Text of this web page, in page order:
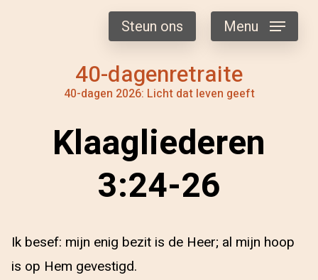
40-dagenretraite
40-dagen 2026: Licht dat leven geeft
Steun ons Menu
Klaagliederen
3:24-26
Ik besef: mijn enig bezit is de Heer; al mijn hoop
is op Hem gevestigd.